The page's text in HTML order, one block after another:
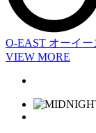
O-EAST オーイー
VIEW MORE